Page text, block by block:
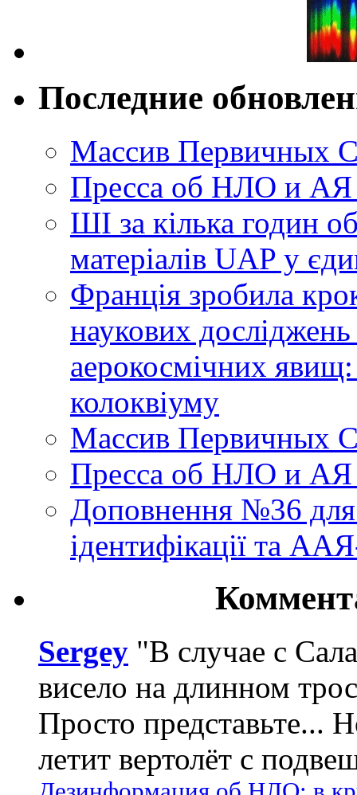
Последние
Массив Первичных
Пресса об НЛО и
ШІ за кілька годин
матеріалів UAP у
Франція зробила
наукових
аерокосмічних
колоквіуму
Массив Первичных
Пресса об НЛО и
Доповнення №36
ідентифікації та
Sergey "В случае с
висело на длинном
Просто представьте...
летит вертолёт с